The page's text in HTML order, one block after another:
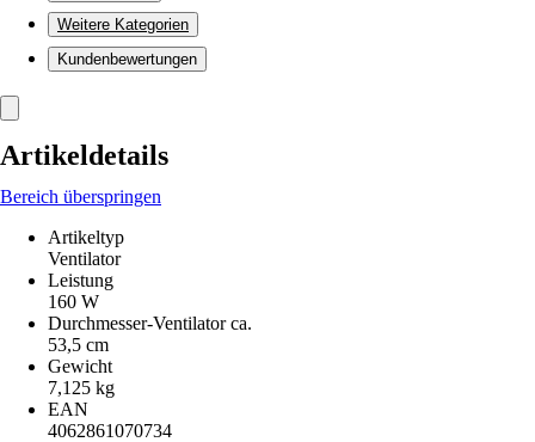
Weitere Kategorien
Kundenbewertungen
Artikeldetails
Bereich überspringen
Artikeltyp
Ventilator
Leistung
160 W
Durchmesser-Ventilator ca.
53,5 cm
Gewicht
7,125 kg
EAN
4062861070734